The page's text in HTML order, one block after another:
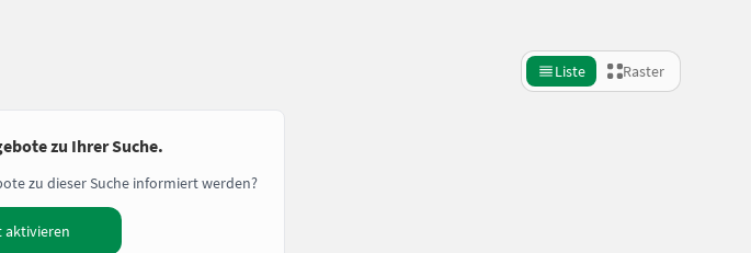
Liste Raster
zu Ihrer Suche.
zu dieser Suche informiert werden?
aktivieren